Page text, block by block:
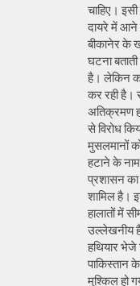
चाहिए।
दायरे में आने
बीकानेर के
घटना
है। लेकिन
कर रही है।
अतिक्रमण
से विरोध
मुसलमानों
हटाने के नाम
प्रशासन
शामिल है।
हालातों में
उल्लेखनीय
हथियार
पाकिस्तान
मुश्किल हो